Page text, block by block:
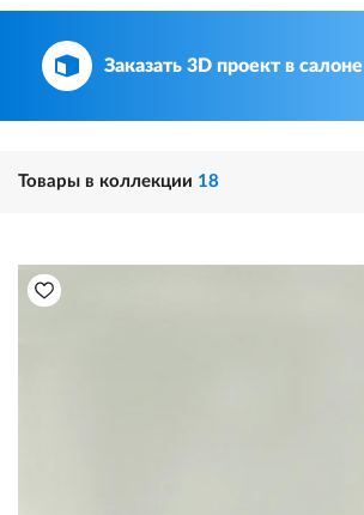
Заказать 3D проект в салоне
Товары в коллекции 18